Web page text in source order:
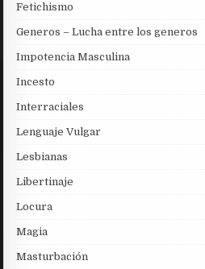
Fetichismo
Generos – Lucha entre los generos
Impotencia Masculina
Incesto
Interraciales
Lenguaje Vulgar
Lesbianas
Libertinaje
Locura
Magia
Masturbación